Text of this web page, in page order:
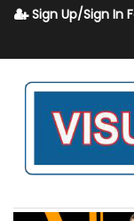
Sign Up/Sign In